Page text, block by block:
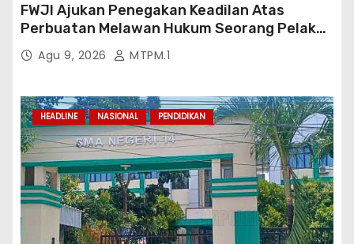
FWJI Ajukan Penegakan Keadilan Atas
Perbuatan Melawan Hukum Seorang Pelaku
Terlapor Pidana Pasal 28 ayat 2 UU ITE Jo
Pasal 433 KUHP Di Mapolres Metro
Agu 9, 2026 MTPM.1
HEADLINE NASIONAL PENDIDIKAN